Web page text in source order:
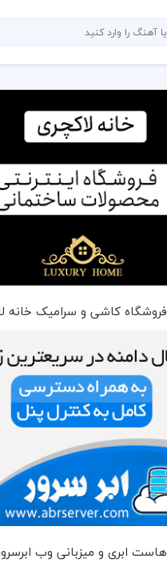
فروشگاه کاشی و سرامیک خانه
هاست ابری و میزبانی وب